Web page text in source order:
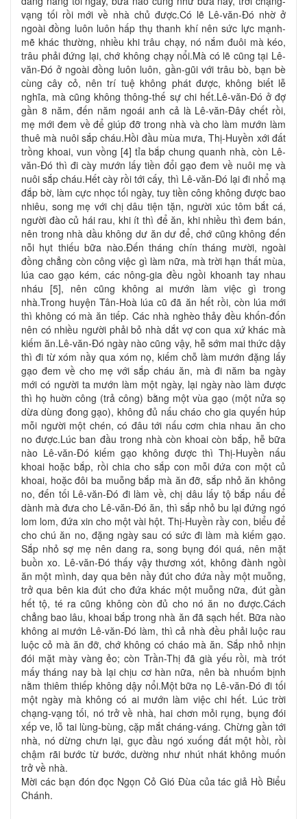
vạng tối rồi mới về nhà chủ được.Có lẽ Lê-văn-Ðó nhờ ở
ngoài đồng luôn luôn hấp thụ thanh khí nên sức lực mạnh-
mẽ khác thường, nhiều khi trâu chạy, nó nắm đuôi mà kéo,
trâu phải đứng lại, chớ không chạy nổi.Mà có lẽ cũng tại Lê-
văn-Ðó ở ngoài đồng luôn luôn, gần-gũi với trâu bò, bạn bè
cùng cây cỏ, nên trí tuệ không phát được, không biết lễ
nghĩa, mà cũng không thông-thế sự chi hết.Lê-văn-Ðó ở đợ
gần 8 năm, đến năm ngoái anh cả là Lê-văn-Ðây chết rồi,
mẹ mới đem về để giúp đỡ trong nhà và cho làm mướn làm
thuê mà nuôi sắp cháu.Hồi đầu mùa mưa, Thị-Huyền xới đất
trồng khoai, vun vồng [4] tỉa bắp chung quanh nhà, còn Lê-
văn-Ðó thì đi cày mướn lấy tiền đổi gạo đem về nuôi mẹ và
nuôi sắp cháu.Hết cày rồi tới cấy, thì Lê-văn-Ðó lại đi nhổ mạ
đắp bờ, làm cực nhọc tối ngày, tuy tiền công không được bao
nhiêu, song mẹ với chị dâu tiện tặn, người xúc tôm bắt cá,
người đào củ hái rau, khi ít thì để ăn, khi nhiều thì đem bán,
nên trong nhà dầu không dư ăn dư để, chớ cũng không đến
nỗi hụt thiếu bữa nào.Ðến tháng chín tháng mười, ngoài
đồng chẳng còn công việc gì làm nữa, mà trời hạn thất mùa,
lúa cao gạo kém, các nông-gia đều ngồi khoanh tay nhau
nháu [5], nên cũng không ai mướn làm việc gì trong
nhà.Trong huyện Tân-Hoà lúa cũ đã ăn hết rồi, còn lúa mới
thì không có mà ăn tiếp. Các nhà nghèo thảy đều khốn-đốn
nên có nhiều người phải bỏ nhà dắt vợ con qua xứ khác mà
kiếm ăn.Lê-văn-Ðó ngày nào cũng vậy, hễ sớm mai thức dậy
thì đi từ xóm nầy qua xóm nọ, kiếm chỗ làm mướn đặng lấy
gạo đem về cho mẹ với sắp cháu ăn, mà đi năm ba ngày
mới có người ta mướn làm một ngày, lại ngày nào làm được
thì họ huờn công (trả công) bằng một vùa gạo (một nửa sọ
dừa dùng đong gạo), không đủ nấu cháo cho gia quyến húp
mỗi người một chén, có đâu tới nấu cơm chia nhau ăn cho
no được.Lúc ban đầu trong nhà còn khoai còn bắp, hễ bữa
nào Lê-văn-Ðó kiếm gạo không được thì Thị-Huyền nấu
khoai hoặc bắp, rồi chia cho sắp con mỗi đứa con một củ
khoai, hoặc đôi ba muỗng bắp mà ăn đỡ, sắp nhỏ ăn không
no, đến tối Lê-văn-Ðó đi làm về, chị dâu lấy tộ bắp nấu để
dành mà đưa cho Lê-văn-Ðó ăn, thì sắp nhỏ bu lại đứng ngó
lom lom, đứa xin cho một vài hột. Thị-Huyền rầy con, biểu để
cho chú ăn no, đặng ngày sau có sức đi làm mà kiếm gạo.
Sắp nhỏ sợ mẹ nên dang ra, song bụng đói quá, nên mặt
buồn xo. Lê-văn-Ðó thấy vậy thương xót, không đành ngồi
ăn một mình, day qua bên nầy đút cho đứa nầy một muỗng,
trở qua bên kia đút cho đứa khác một muỗng nữa, đút gần
hết tộ, té ra cũng không còn đủ cho nó ăn no được.Cách
chẳng bao lâu, khoai bắp trong nhà ăn đã sạch hết. Bữa nào
không ai mướn Lê-văn-Ðó làm, thì cả nhà đều phải luộc rau
luộc cỏ mà ăn đỡ, chớ không có cháo mà ăn. Sắp nhỏ nhịn
đói mặt mày vàng ẻo; còn Trần-Thị đã già yếu rồi, mà trót
mấy tháng nay bà lại chịu cơ hàn nữa, nên bà nhuốm bịnh
nằm thiêm thiếp không dậy nổi.Một bữa nọ Lê-văn-Ðó đi tối
một ngày mà không có ai mướn làm việc chi hết. Lúc trời
chạng-vạng tối, nó trở về nhà, hai chơn mỏi rụng, bụng đói
xếp ve, lỗ tai lùng-bùng, cặp mắt cháng-váng. Chừng gần tới
nhà, nó dừng chưn lại, gục đầu ngó xuống đất một hồi, rồi
chậm rãi bước từ bước, dường như nhút nhát không muốn
trở về nhà.
Mời các bạn đón đọc Ngọn Cỏ Gió Đùa của tác giả Hồ Biểu
Chánh.